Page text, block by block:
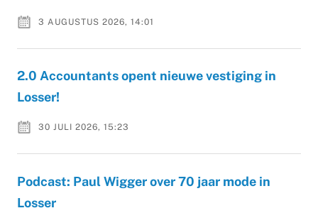
3 AUGUSTUS 2026, 14:01
2.0 Accountants opent nieuwe vestiging in
Losser!
30 JULI 2026, 15:23
Podcast: Paul Wigger over 70 jaar mode in
Losser